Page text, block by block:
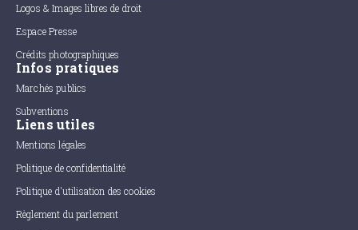
Logos & Images libres de droit
Espace Presse
Crédits photographiques
Infos pratiques
Marchés publics
Subventions
Liens utiles
Mentions légales
Politique de confidentialité
Politique d'utilisation des cookies
Règlement du parlement